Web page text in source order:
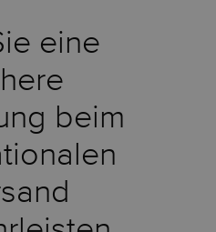
eine
beim